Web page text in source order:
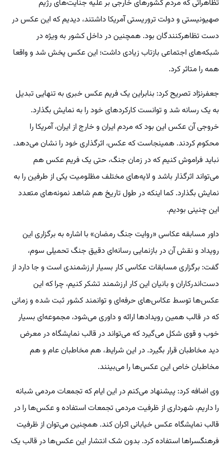
تظاهراتی که مردم کشورهای خارجی بر علیه جنایت‌های رژیم
صهیونیستی و دولت تروریستی آمریکا داشتند، دیدیم که این عکس در
دست تظاهرکنندگان بود. همچنین در داخل کشور به ویژه در
شبکه‌های اجتماعی بازتاب زیادی داشت؛ این عکس پخش شد و واقعا
همه را متاثر کرد.
جعفرنژاد تصریح کرد: بنابراین یک فریم عکس خبری به تنهایی تبدیل
به یک رسانه‌ شد و توانست کارکردهای خود را به نمایش بگذارد.
خروجی آن عکس این بود که مردم ایران و خارج از ایران، آمریکا را
محکوم کردند. همینجاست که عکس، اثرگذاری خود را نشان می‌دهد.
نباید فراموش کنیم که در زمان جنگ، حتی یک فریم عکس هم
می‌تواند اثرگذار باشد و لایه‌های مختلف مظلومیت یکی از طرفین را به
نمایش بگذارد. کما اینکه در طول تاریخ هم شاهد نمونه‌های متعدد
این چنینی بودیم.
داور مسابقه عکاسی «روایت جنگ رمضان» با اشاره به برگزاری این
رویداد و نقش آن در بازنمایی رسانه‌ای دقیق جنگ تحمیلی سوم،
گفت: برگزاری مسابقات عکاسی کار بسیار ارزشمندی است و جا دارد از
دست‌اندرکاران و بانیان این کار ارزشمند تشکر کنیم، چرا که این
عکس‌ها توسط عکاس‌های حرفه‌ای و توانمند کشور ثبت شده و زمانی
که در قالب همین رویدادها ارائه و داوری می‌شود، مجموعه‌ای بسیار
خوب و قوی شکل می‌گیرد که می‌تواند در قالب نمایشگاه در معرض
دید مخاطبان قرار بگیرد. در این شرایط، هم مخاطبان عام و هم
مخاطبان خاص این عکس‌ها را می‌بینند.
وی اضافه کرد: پیشنهاد می‌کنم در این ایام که تجمعات مردمی شبانه
را داریم، شهرداری از ظرفیت مردمی تجمعات استفاده و عکس‌ها را در
قالب نمایشگاه عکس خیابانی اکران کند. همچنین می‌توان از ظرفیت
فرهنگسراها استفاده کرد. بدون شک انتشار این عکس‌ها در قالب یک